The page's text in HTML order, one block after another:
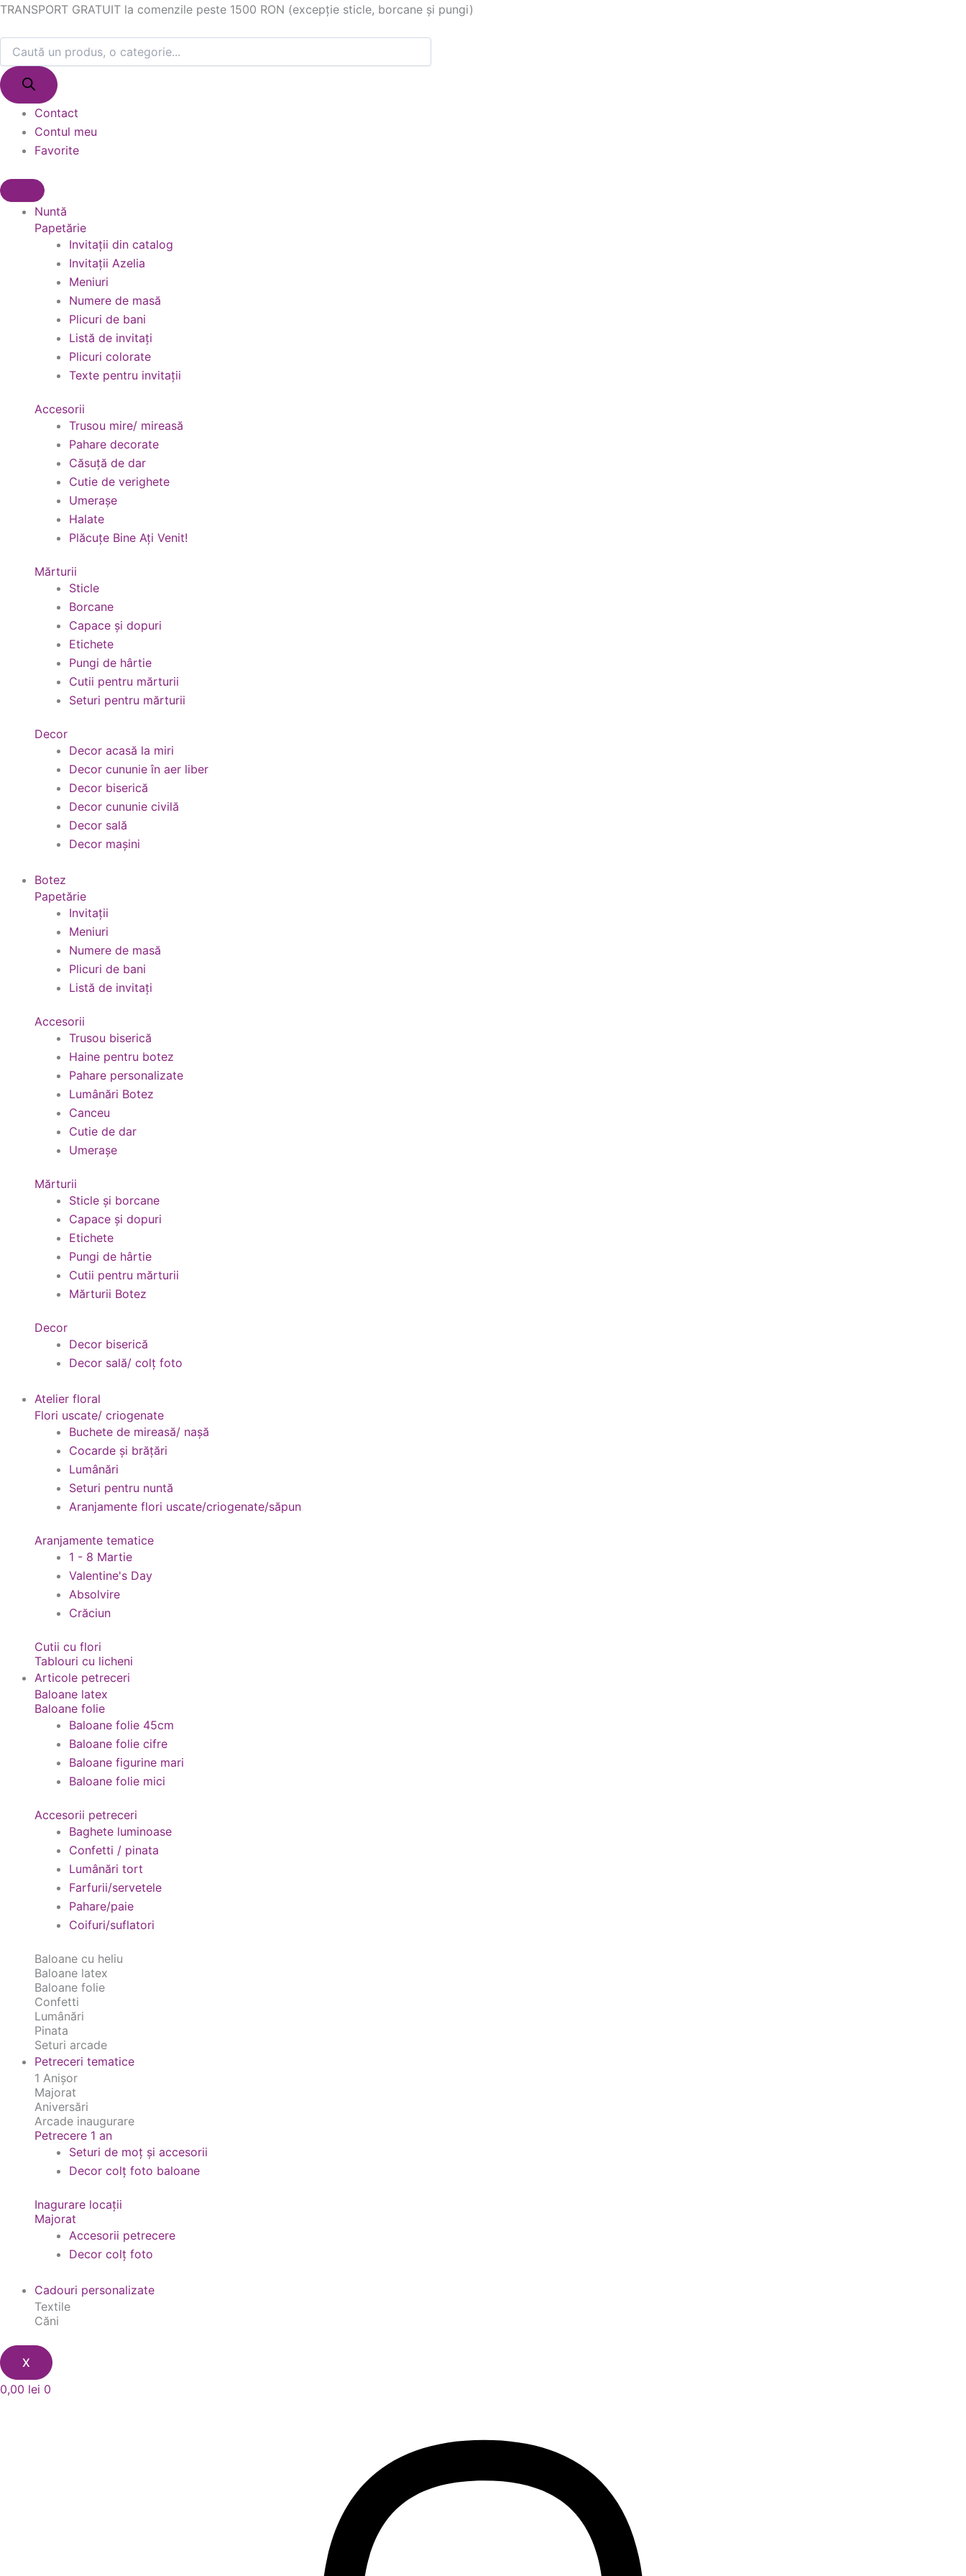
Skip
content
TRANSPORT GRATUIT la comenzile peste 1500 RON (excepție sticle, borcane și pungi)
Products
Contact
Contul meu
Favorite
Nuntă
Papetărie
Invitații din catalog
Invitații Azelia
Meniuri
Numere de masă
Plicuri de bani
Listă de invitați
Plicuri colorate
Texte pentru invitații
Accesorii
Trusou mire/ mireasă
Pahare decorate
Căsuță de dar
Cutie de verighete
Umerașe
Halate
Plăcuțe Bine Ați Venit!
Mărturii
Sticle
Borcane
Capace și dopuri
Etichete
Pungi de hârtie
Cutii pentru mărturii
Seturi pentru mărturii
Decor
Decor acasă la miri
Decor cununie în aer liber
Decor biserică
Decor cununie civilă
Decor sală
Decor mașini
Botez
Papetărie
Invitații
Meniuri
Numere de masă
Plicuri de bani
Listă de invitați
Accesorii
Trusou biserică
Haine pentru botez
Pahare personalizate
Lumânări Botez
Canceu
Cutie de dar
Umerașe
Mărturii
Sticle și borcane
Capace și dopuri
Etichete
Pungi de hârtie
Cutii pentru mărturii
Mărturii Botez
Decor
Decor biserică
Decor sală/ colț foto
Atelier floral
Flori uscate/ criogenate
Buchete de mireasă/ nașă
Cocarde și brățări
Lumânări
Seturi pentru nuntă
Aranjamente flori uscate/criogenate/săpun
Aranjamente tematice
1 - 8 Martie
Valentine's Day
Absolvire
Crăciun
Cutii cu flori
Tablouri cu licheni
Articole petreceri
Baloane latex
Baloane folie
Baloane folie 45cm
Baloane folie cifre
Baloane figurine mari
Baloane folie mici
Accesorii petreceri
Baghete luminoase
Confetti / pinata
Lumânări tort
Farfurii/servetele
Pahare/paie
Coifuri/suflatori
Baloane cu heliu
Baloane latex
Baloane folie
Confetti
Lumânări
Pinata
Seturi arcade
Petreceri tematice
1 Anișor
Majorat
Aniversări
Arcade inaugurare
Petrecere 1 an
Seturi de moț și accesorii
Decor colț foto baloane
Inagurare locații
Majorat
Accesorii petrecere
Decor colț foto
Cadouri personalizate
Textile
Căni
X
0,00 lei 0
Products